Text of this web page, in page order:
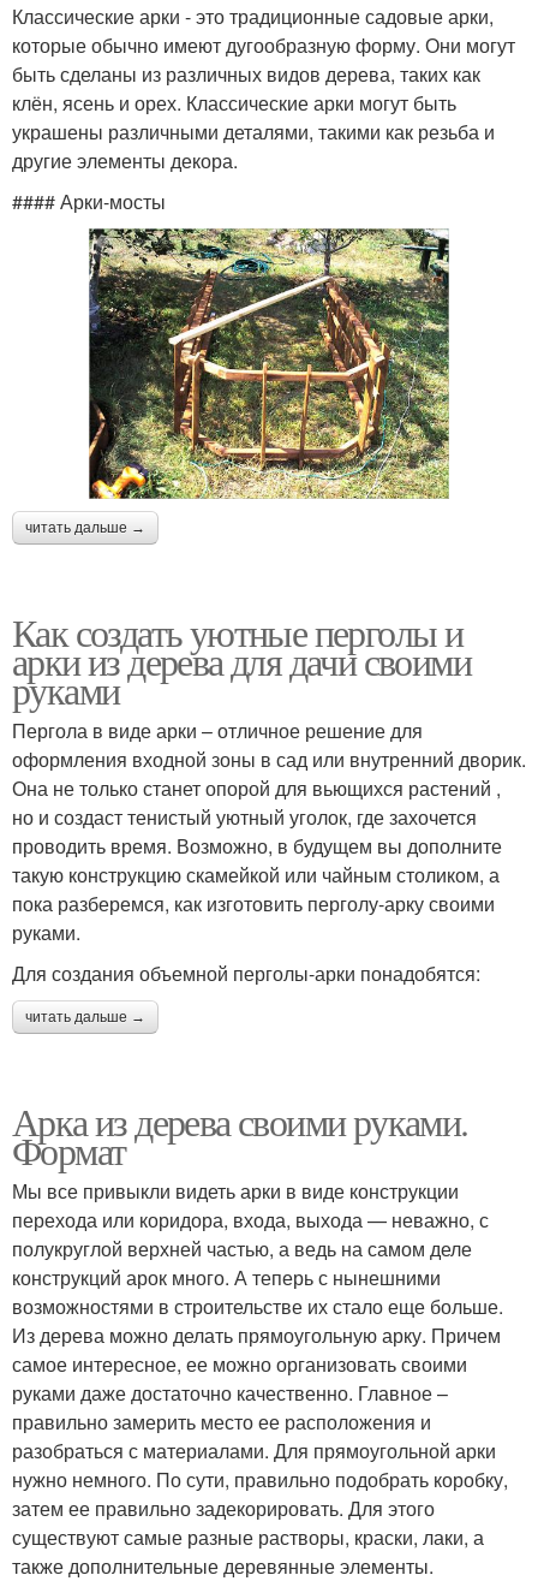
Классические арки - это традиционные садовые арки,
которые обычно имеют дугообразную форму. Они могут
быть сделаны из различных видов дерева, таких как
клён, ясень и орех. Классические арки могут быть
украшены различными деталями, такими как резьба и
другие элементы декора.
#### Арки-мосты
читать дальше →
Как создать уютные перголы и
арки из дерева для дачи своими
руками
Пергола в виде арки – отличное решение для
оформления входной зоны в сад или внутренний дворик.
Она не только станет опорой для вьющихся растений ,
но и создаст тенистый уютный уголок, где захочется
проводить время. Возможно, в будущем вы дополните
такую конструкцию скамейкой или чайным столиком, а
пока разберемся, как изготовить перголу-арку своими
руками.
Для создания объемной перголы-арки понадобятся:
читать дальше →
Арка из дерева своими руками.
Формат
Мы все привыкли видеть арки в виде конструкции
перехода или коридора, входа, выхода — неважно, с
полукруглой верхней частью, а ведь на самом деле
конструкций арок много. А теперь с нынешними
возможностями в строительстве их стало еще больше.
Из дерева можно делать прямоугольную арку. Причем
самое интересное, ее можно организовать своими
руками даже достаточно качественно. Главное –
правильно замерить место ее расположения и
разобраться с материалами. Для прямоугольной арки
нужно немного. По сути, правильно подобрать коробку,
затем ее правильно задекорировать. Для этого
существуют самые разные растворы, краски, лаки, а
также дополнительные деревянные элементы.